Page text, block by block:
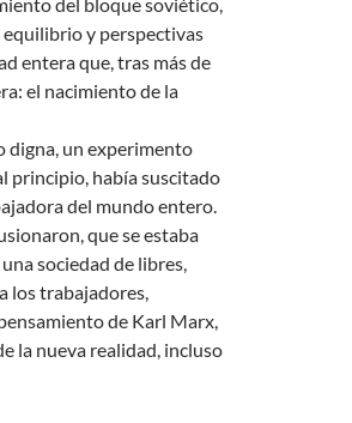
equilibrio y perspectivas
entera que, tras más de
el nacimiento de la
digna, un experimento
principio, había suscitado
del mundo entero.
que se estaba
sociedad de libres,
los trabajadores,
de Karl Marx,
la nueva realidad, incluso